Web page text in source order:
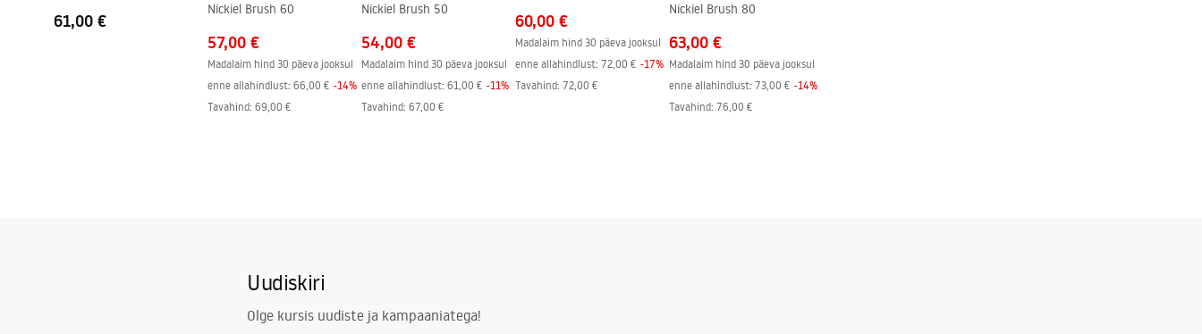
61,00 €
Nickiel Brush 60
57,00 €
Madalaim hind 30 päeva jooksul
enne allahindlust: 66,00 € -14%
Tavahind: 69,00 €
Nickiel Brush 50
54,00 €
Madalaim hind 30 päeva jooksul
enne allahindlust: 61,00 € -11%
Tavahind: 67,00 €
60,00 €
Madalaim hind 30 päeva jooksul
enne allahindlust: 72,00 € -17%
Tavahind: 72,00 €
Nickiel Brush 80
63,00 €
Madalaim hind 30 päeva jooksul
enne allahindlust: 73,00 € -14%
Tavahind: 76,00 €
Uudiskiri
Olge kursis uudiste ja kampaaniatega!